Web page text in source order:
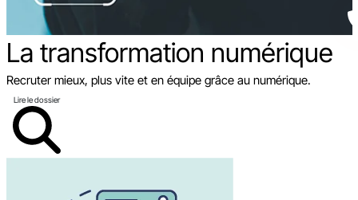
La transformation numérique
Recruter mieux, plus vite et en équipe grâce au numérique.
Lire le dossier